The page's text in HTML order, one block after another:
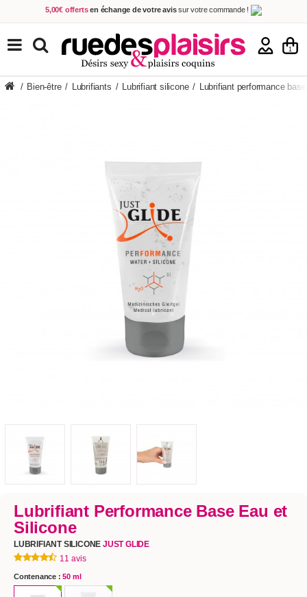
5,00€ offerts en échange de votre avissur votre commande !
Achetez aujourd'hui. Décidez quand payer !
Livraison en 48h
au prix de 2,90 € ! (Offerte dès 69,00€ d'achat)
1
TOUS NOS PRODUITS
/ Bien-être / Lubrifiants / Lubrifiant silicone / Lubrifiant performance
Lubrifiant Performance Base Eau et
Silicone
LUBRIFIANT SILICONEJUST GLIDE
11 avis
Contenance :50 ml